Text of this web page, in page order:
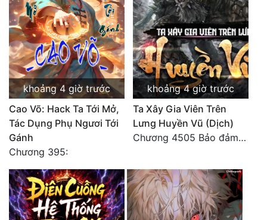
Tu Chân
Tu Tiên
Tội Phạm
Vô Địch
Võ Hiệp
Võng Du
Xuyên Không
Xuyên Nhanh
Xuyên Sách
khoảng 4 giờ trước
Cao Võ: Hack Ta Tới Mở,
Tác Dụng Phụ Ngươi Tới
Gánh
Chương 395:
khoảng 4 giờ trước
Ta Xây Gia Viên Trên
Lưng Huyền Vũ (Dịch)
Chương 4505 Bảo đảm nhất.